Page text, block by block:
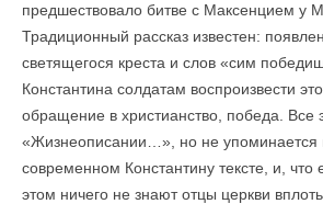
предшествовало битве с Максенцием у
Традиционный рассказ известен:
светящегося креста и слов «сим
Константина солдатам воспроизвести
обращение в христианство, победа. Все
«Жизнеописании…», но не упоминается
современном Константину тексте, и,
этом ничего не знают отцы церкви